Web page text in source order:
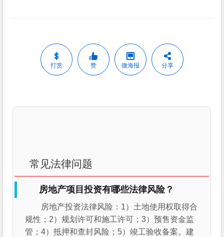
打赏 赞 微海报 分享
常见法律问题
房地产项目投资有哪些法律风险？
房地产投资法律风险：1）土地使用权取得合
规性；2）规划许可和施工许可；3）预售资金监
管；4）抵押和查封风险；5）竣工验收备案。建